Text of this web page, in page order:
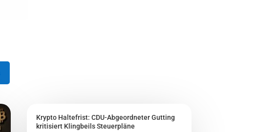
Krypto Haltefrist: CDU-Abgeordneter Gutting
kritisiert Klingbeils Steuerpläne